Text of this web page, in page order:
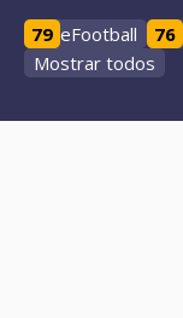
79 eFootball 76
Mostrar todos